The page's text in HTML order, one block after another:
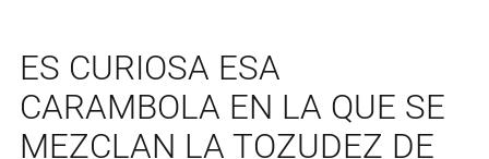
ES CURIOSA ESA
CARAMBOLA EN LA QUE SE
MEZCLAN LA TOZUDEZ DE